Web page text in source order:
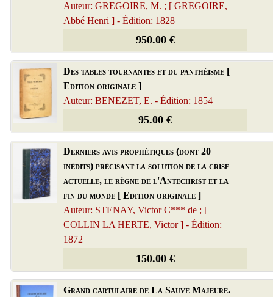
Auteur: GREGOIRE, M. ; [ GREGOIRE,
Abbé Henri ] - Édition: 1828
950.00 €
Des tables tournantes et du panthéisme [
Edition originale ]
Auteur: BENEZET, E. - Édition: 1854
95.00 €
Derniers avis prophétiques (dont 20
inédits) précisant la solution de la crise
actuelle, le règne de l'Antechrist et la
fin du monde [ Edition originale ]
Auteur: STENAY, Victor C*** de ; [
COLLIN LA HERTE, Victor ] - Édition:
1872
150.00 €
Grand cartulaire de La Sauve Majeure.